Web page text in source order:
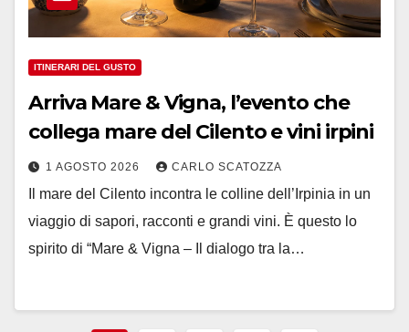
ITINERARI DEL GUSTO
Arriva Mare & Vigna, l’evento che
collega mare del Cilento e vini irpini
1 AGOSTO 2026 CARLO SCATOZZA
Il mare del Cilento incontra le colline dell’Irpinia in un
viaggio di sapori, racconti e grandi vini. È questo lo
spirito di “Mare & Vigna – Il dialogo tra la…